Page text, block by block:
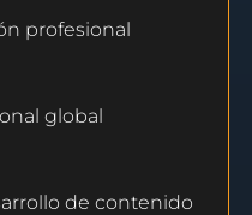
profesional
global
de contenido